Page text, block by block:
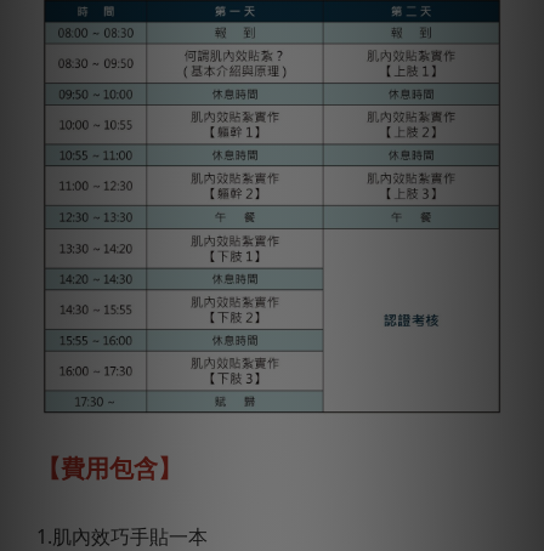
【費用包含】
1.肌內效巧手貼一本